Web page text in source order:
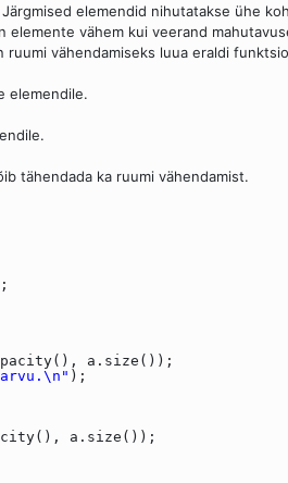
elemendid nihutatakse ühe
elemente vähem kui veerand
vähendamiseks luua eraldi
elemendile.
tähendada ka ruumi vähendamist.
a.size());
);
a.size());